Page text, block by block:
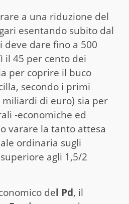
a una riduzione del
esentando subito dal
deve dare fino a 500
il 45 per cento dei
per coprire il buco
secondo i primi
miliardi di euro) sia per
-economiche ed
varare la tanto attesa
ordinaria sugli
agli 1,5/2
del Pd, il